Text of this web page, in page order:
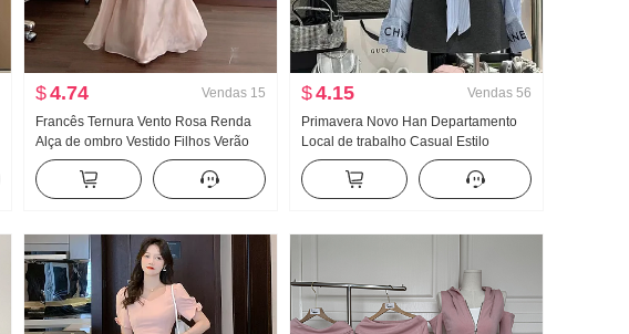
$4.74 Vendas 15
Francês Ternura Vento Rosa Renda
Alça de ombro Vestido Filhos Verão
2026 Novo À beira-mar Férias
Elegância Vestido longo
$4.15 Vendas 56
Primavera Novo Han Departamento
Local de trabalho Casual Estilo
Conjunto Feminino Elegância
Listrado Camisa Cintura alta Saia
midi Conjunto de duas peças